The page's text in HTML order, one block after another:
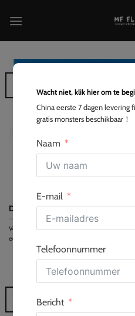
naar
De juiste judomat kopen
Voor thuisgebruik kies je oprolbare matten met
eenvoudig opbergen. Voor professioneel...
Wacht niet, klik hier om te
China eerste 7 dagen levering
gratis monsters beschikbaar！
Naam
E-mail
Telefoonnummer
Bericht